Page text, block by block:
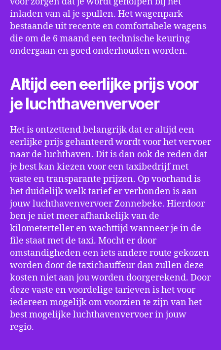
inladen van al je spullen. Het wagenpark
bestaande uit recente en comfortabele wagens
die om de 6 maand een technische keuring
ondergaan en goed onderhouden worden.
Altijd een eerlijke prijs voor
je luchthavenvervoer
Het is ontzettend belangrijk dat er altijd een
eerlijke prijs gehanteerd wordt voor het vervoer
naar de luchthaven. Dit is dan ook de reden dat
je best kan kiezen voor een taxibedrijf met
vaste en transparante prijzen. Op voorhand is
het duidelijk welk tarief er verbonden is aan
jouw luchthavenvervoer Zonnebeke. Hierdoor
ben je niet meer afhankelijk van de
kilometerteller en wachttijd wanneer je in de
file staat met de taxi. Mocht er door
omstandigheden een iets andere route gekozen
worden door de taxichauffeur dan zullen deze
kosten niet aan jou worden doorgerekend. Door
deze vaste en voordelige tarieven is het voor
iedereen mogelijk om voorzien te zijn van het
best mogelijke luchthavenvervoer in jouw
regio.